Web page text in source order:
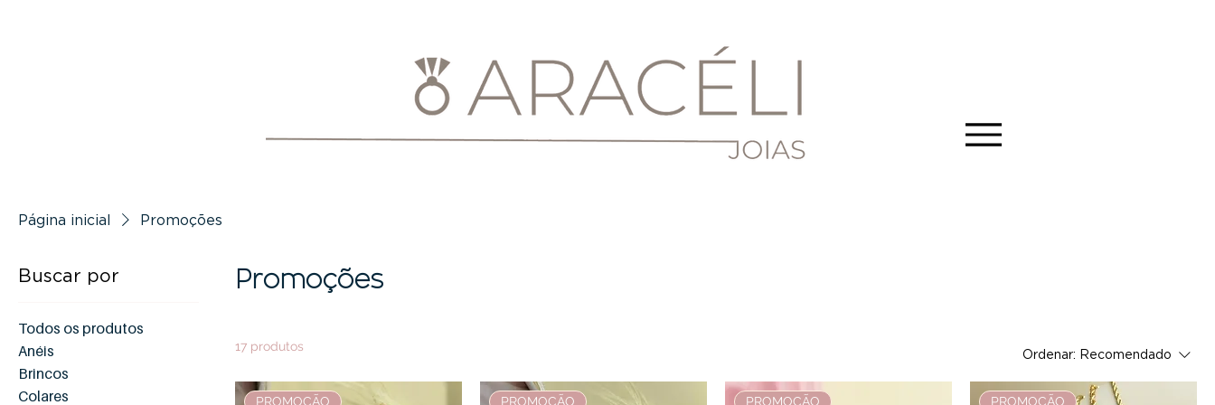
Página inicial Promoções
Buscar por
Todos os produtos
Anéis
Brincos
Colares
Promoções
17 produtos
Ordenar: Recomendado
PROMOÇÃO PROMOÇÃO PROMOÇÃO PROMOÇÃO